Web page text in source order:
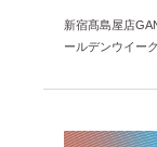
新宿髙島屋店
ールデンウイー